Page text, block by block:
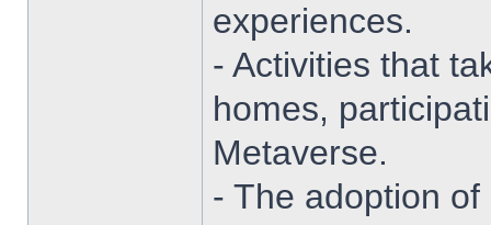
experiences.
- Activities that
homes,
Metaverse.
- The adoption